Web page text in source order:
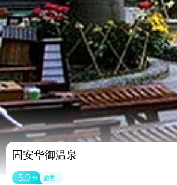
固安华御温泉
5.0 分 超赞